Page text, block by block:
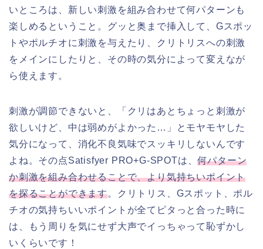
いところは、新しい刺激を組み合わせて何パターンも
楽しめるということ。グッと奥まで挿入して、Gスポッ
トやポルチオに刺激を与えたり、クリトリスへの刺激
をメインにしたりと、その時の気分によって変えなが
ら使えます。
刺激が調節できないと、「クリはあとちょっと刺激が
欲しいけど、中は弱めがよかった…」とモヤモヤした
気分になって、消化不良気味でスッキリしないんです
よね。その点Satisfyer PRO+G-SPOTは、何パターン
か刺激を組み合わせることで、より気持ちいポイント
を探ることができます。クリトリス、Gスポット、ポル
チオの気持ちいいポイントが全てピタっと合った時に
は、もう周りを気にせず大声でイっちゃって恥ずかし
いくらいです！